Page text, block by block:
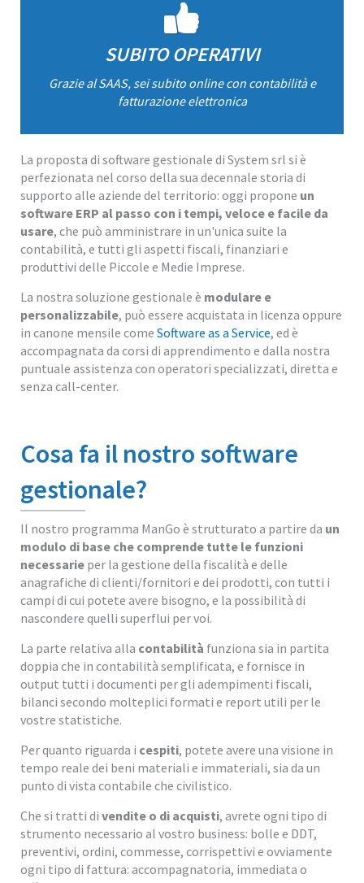
SUBITO OPERATIVI
Grazie al SAAS, sei subito online con contabilità e
fatturazione elettronica
La proposta di software gestionale di System srl si è
perfezionata nel corso della sua decennale storia di
supporto alle aziende del territorio: oggi propone un
software ERP al passo con i tempi, veloce e facile da
usare, che può amministrare in un'unica suite la
contabilità, e tutti gli aspetti fiscali, finanziari e
produttivi delle Piccole e Medie Imprese.
La nostra soluzione gestionale è modulare e
personalizzabile, può essere acquistata in licenza oppure
in canone mensile come Software as a Service, ed è
accompagnata da corsi di apprendimento e dalla nostra
puntuale assistenza con operatori specializzati, diretta e
senza call-center.
Cosa fa il nostro software
gestionale?
Il nostro programma ManGo è strutturato a partire da un
modulo di base che comprende tutte le funzioni
necessarieper la gestione della fiscalità e delle
anagrafiche di clienti/fornitori e dei prodotti, con tutti i
campi di cui potete avere bisogno, e la possibilità di
nascondere quelli superflui per voi.
La parte relativa alla contabilità funziona sia in partita
doppia che in contabilità semplificata, e fornisce in
output tutti i documenti per gli adempimenti fiscali,
bilanci secondo molteplici formati e report utili per le
vostre statistiche.
Per quanto riguarda i cespiti, potete avere una visione in
tempo reale dei beni materiali e immateriali, sia da un
punto di vista contabile che civilistico.
Che si tratti di vendite o di acquisti, avrete ogni tipo di
strumento necessario al vostro business: bolle e DDT,
preventivi, ordini, commesse, corrispettivi e ovviamente
ogni tipo di fattura: accompagnatoria, immediata o